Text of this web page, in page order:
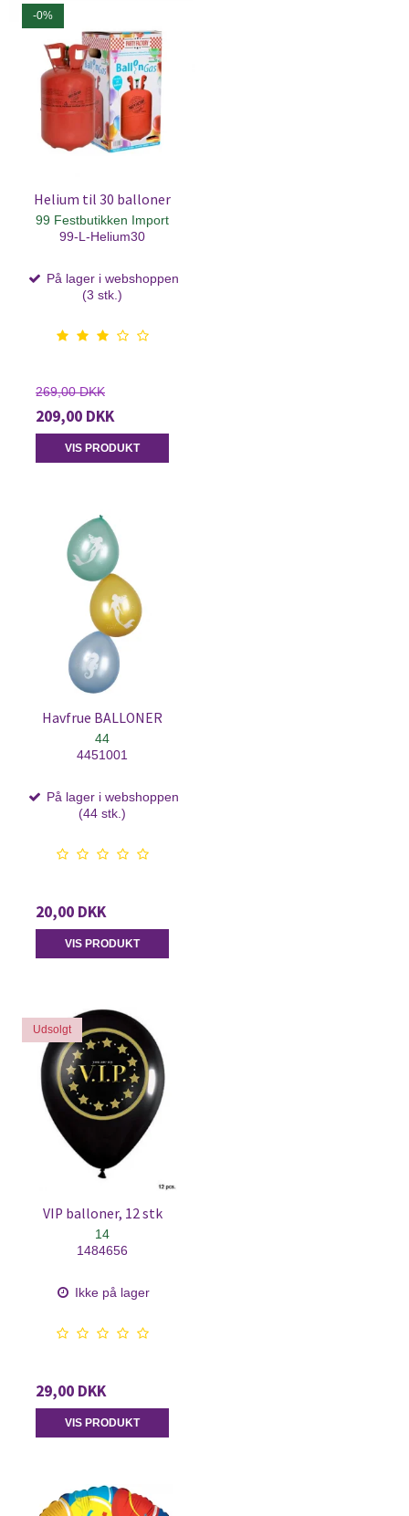
-0%
Helium til 30 balloner
99 Festbutikken Import
99-L-Helium30
På lager i webshoppen
(3 stk.)
269,00 DKK
209,00 DKK
VIS PRODUKT
Havfrue BALLONER
44
4451001
På lager i webshoppen
(44 stk.)
20,00 DKK
VIS PRODUKT
Udsolgt
VIP balloner, 12 stk
14
1484656
Ikke på lager
29,00 DKK
VIS PRODUKT